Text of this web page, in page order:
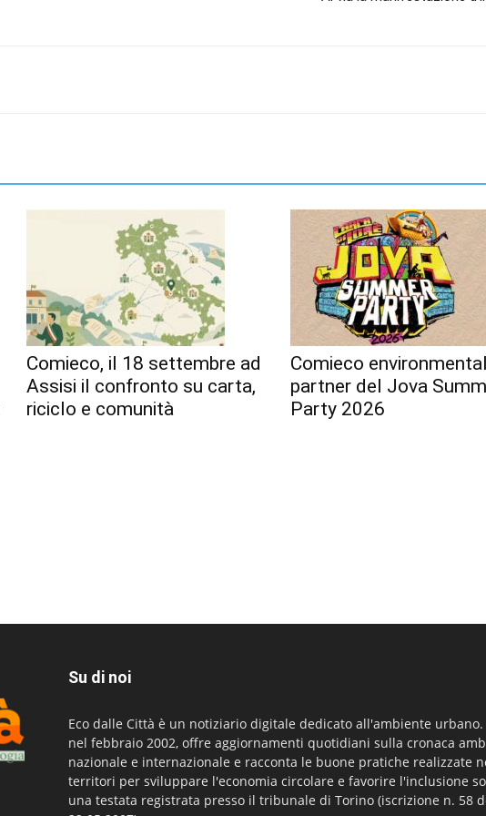
Comieco, il 18 settembre ad
Assisi il confronto su carta,
riciclo e comunità
Comieco
partner del Jova
Party 2026
Su di noi
Eco dalle Città è un notiziario digitale dedicato all'ambiente
nel febbraio 2002, offre aggiornamenti quotidiani sulla cronaca
nazionale e internazionale e racconta le buone pratiche realizzate
territori per sviluppare l'economia circolare e favorire l'inclusione
una testata registrata presso il tribunale di Torino (iscrizione n. 58